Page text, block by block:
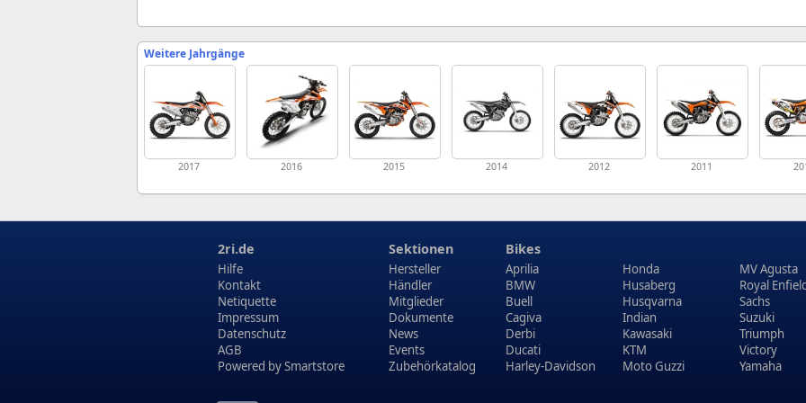
Weitere Jahrgänge
2017 2016 2015 2014 2012 2011
2ri.de
Hilfe
Kontakt
Netiquette
Impressum
Datenschutz
AGB
Powered bySmartstore
Sektionen
Hersteller
Händler
Mitglieder
Dokumente
News
Events
Zubehörkatalog
Bikes
Aprilia
BMW
Buell
Cagiva
Derbi
Ducati
Harley-Davidson
Honda
Husaberg
Husqvarna
Indian
Kawasaki
KTM
Moto Guzzi
MV Agusta
Royal
Sachs
Suzuki
Triumph
Victory
Yamaha